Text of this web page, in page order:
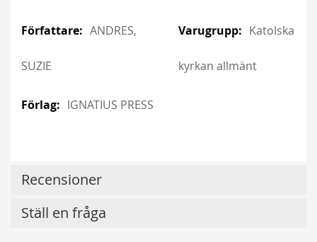
ANDRES,
SUZIE
IGNATIUS PRESS
Katolska
kyrkan allmänt
Recensioner
Ställ en fråga